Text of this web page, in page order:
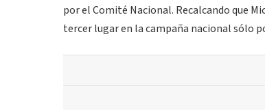
por el Comité Nacional. Recalcando que
tercer lugar en la campaña nacional sólo